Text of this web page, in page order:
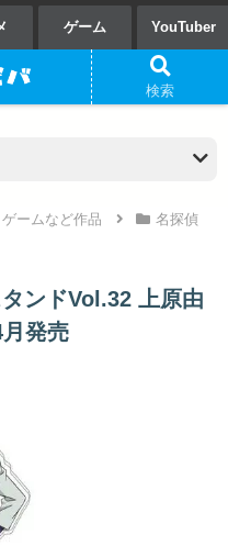
ゲーム YouTuber
ームなど作品
名探偵
ンドVol.32 上原由
発売
検索